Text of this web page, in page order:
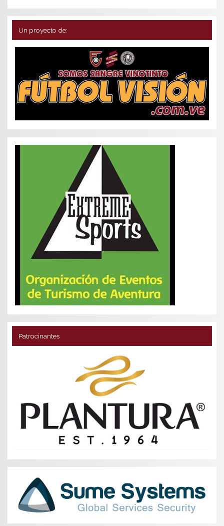
Un proyecto de:
Patrocinantes